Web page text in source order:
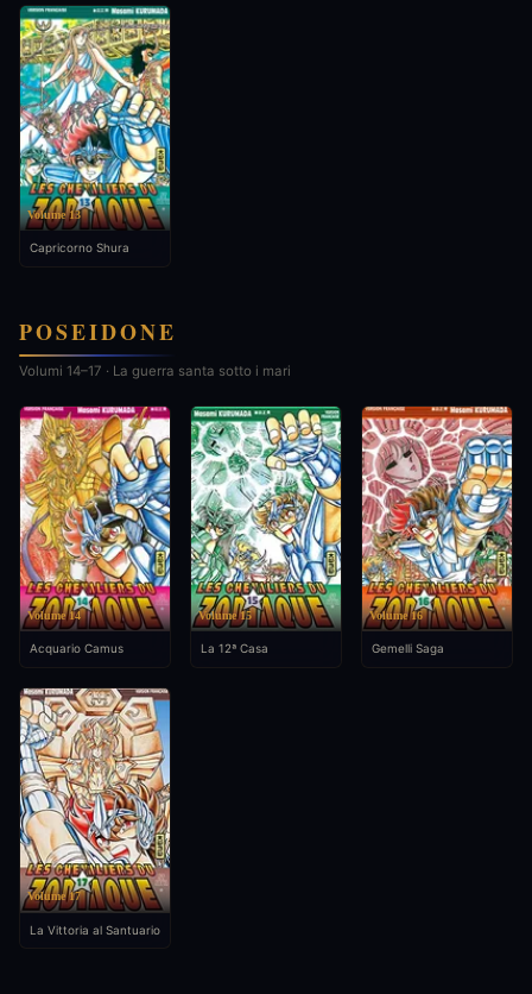
Volume 13
Capricorno Shura
POSEIDONE
Volumi 14–17 · La guerra santa sotto i mari
Volume 14
Acquario Camus
Volume 15
La 12ª Casa
Volume 16
Gemelli Saga
Volume 17
La Vittoria al Santuario